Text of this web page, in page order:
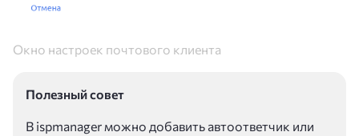
Окно настроек почтового клиента
Полезный совет
В ispmanager можно добавить автоответчик или